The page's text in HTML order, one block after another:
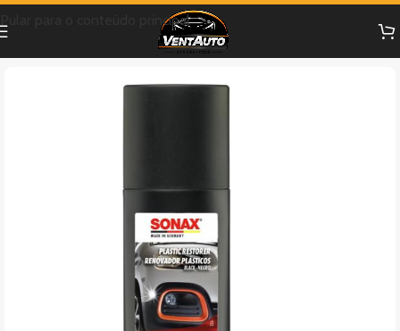
Pular para o conteúdo principal